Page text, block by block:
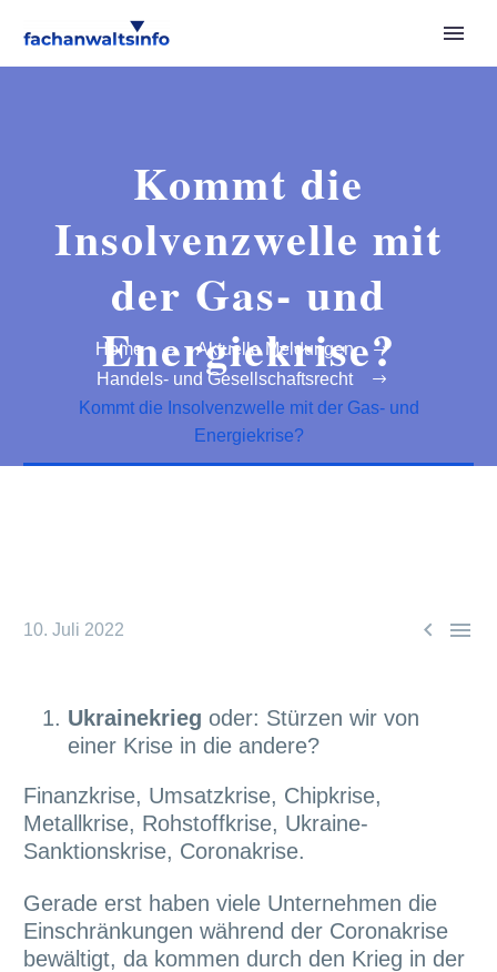
Kommt die
Insolvenzwelle mit
der Gas- und
Energiekrise?
Home
Aktuelle Meldungen
Handels- und Gesellschaftsrecht
Kommt die Insolvenzwelle mit der Gas- und
Energiekrise?
 
10. Juli 2022
Ukrainekrieg oder: Stürzen wir von
einer Krise in die andere?
Finanzkrise, Umsatzkrise, Chipkrise,
Metallkrise, Rohstoffkrise, Ukraine-
Sanktionskrise, Coronakrise.
Gerade erst haben viele Unternehmen die
Einschränkungen während der Coronakrise
bewältigt, da kommen durch den Krieg in der